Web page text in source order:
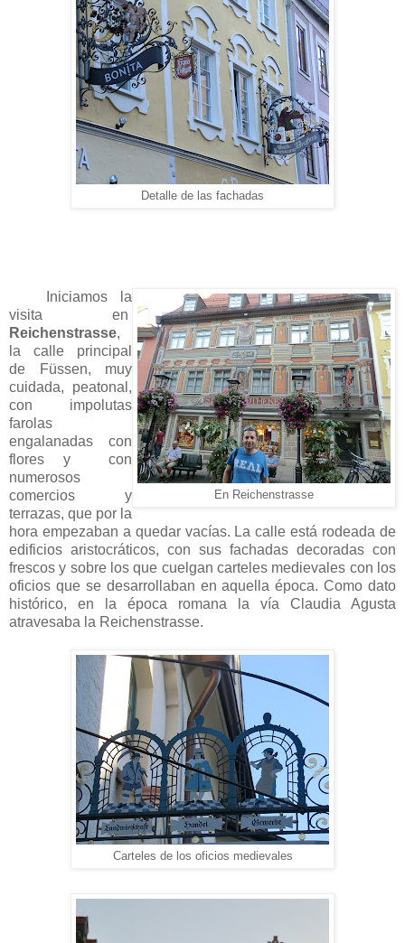
Detalle de las fachadas
En Reichenstrasse
Iniciamos la
visita en
Reichenstrasse,
la calle principal
de Füssen, muy
cuidada, peatonal,
con impolutas
farolas
engalanadas con
flores y con
numerosos
comercios y
terrazas, que por la
hora empezaban a quedar vacías. La calle está rodeada de
edificios aristocráticos, con sus fachadas decoradas con
frescos y sobre los que cuelgan carteles medievales con los
oficios que se desarrollaban en aquella época. Como dato
histórico, en la época romana la vía Claudia Agusta
atravesaba la Reichenstrasse.
Carteles de los oficios medievales